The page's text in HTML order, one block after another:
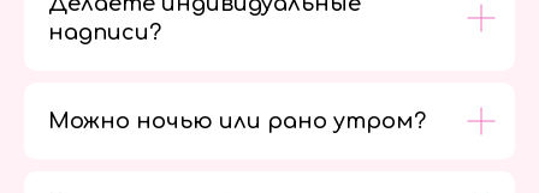
надписи?
Можно ночью или рано утром?